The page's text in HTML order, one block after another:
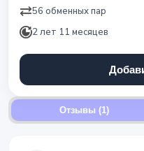
56 обменных пар
2 лет 11 месяцев
Отзывы (1)